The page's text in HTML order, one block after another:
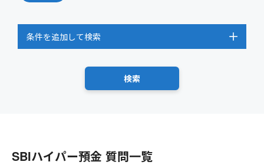
条件を追加して検索
SBIハイパー預金 質問一覧